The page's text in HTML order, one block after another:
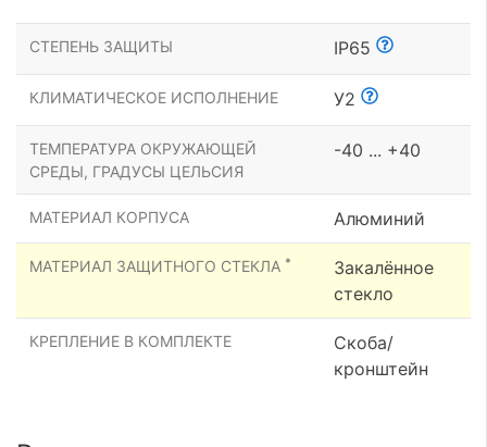
СТЕПЕНЬ ЗАЩИТЫ IP65
КЛИМАТИЧЕСКОЕ ИСПОЛНЕНИЕ У2
ТЕМПЕРАТУРА ОКРУЖАЮЩЕЙ
СРЕДЫ, ГРАДУСЫ ЦЕЛЬСИЯ
-40 ... +40
МАТЕРИАЛ КОРПУСА Алюминий
МАТЕРИАЛ ЗАЩИТНОГО СТЕКЛА *
Закалённое
стекло
КРЕПЛЕНИЕ В КОМПЛЕКТЕ
Скоба/
кронштейн